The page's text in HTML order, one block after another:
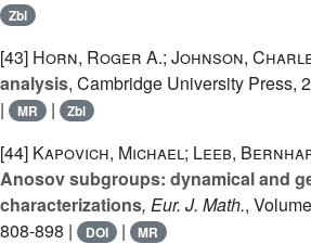
Zbl
[43] Horn, Roger A.; Johnson,
analysis, Cambridge University Press,
|
MR | Zbl
[44] Kapovich, Michael; Leeb,
Anosov subgroups: dynamical and
characterizations, Eur. J. Math.,
808-898 |
DOI | MR